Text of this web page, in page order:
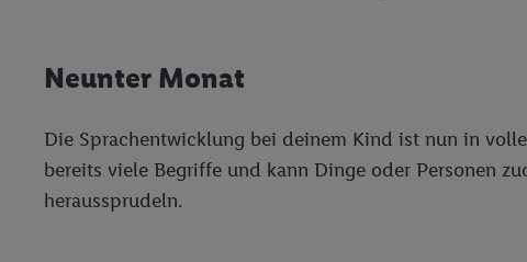
Neunter Monat
Die Sprachentwicklung bei deinem Kind ist nun in
bereits viele Begriffe und kann Dinge oder Personen
heraussprudeln.